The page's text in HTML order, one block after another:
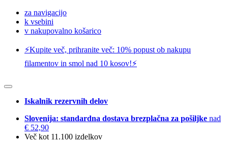
za navigacijo
k vsebini
v nakupovalno košarico
⚡️Kupite več, prihranite več: 10% popust ob nakupu
filamentov in smol nad 10 kosov!⚡️
Iskalnik rezervnih delov
Slovenija: standardna dostava brezplačna za pošiljke nad
€ 52,90
Več kot 11.100 izdelkov